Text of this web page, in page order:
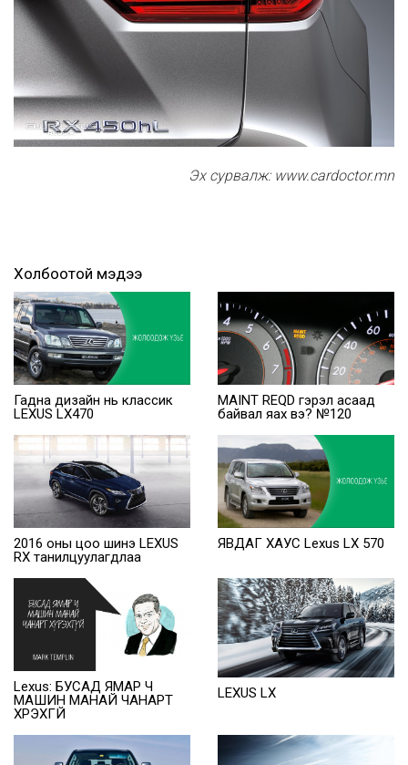
Эх сурвалж: www.cardoctor.mn
Холбоотой мэдээ
Гадна дизайн нь классик
LEXUS LX470
MAINT REQD гэрэл асаад
байвал яах вэ? №120
2016 оны цоо шинэ LEXUS
RX танилцуулагдлаа
ЯВДАГ ХАУС Lexus LX 570
Lexus: БУСАД ЯМАР Ч
МАШИН МАНАЙ ЧАНАРТ
ХҮРЭХГҮЙ
LEXUS LX